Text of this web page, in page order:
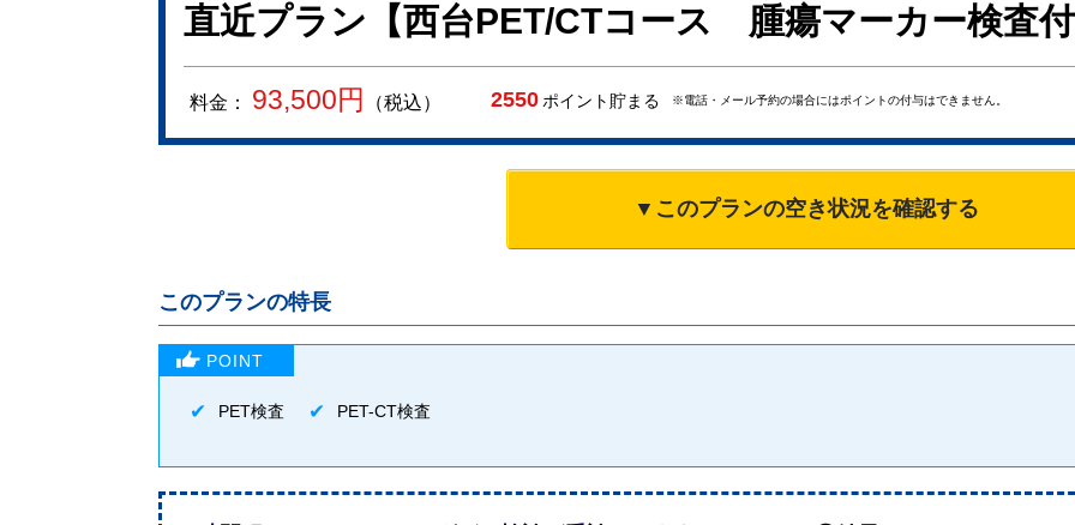
直近プラン【西台PET/CTコース 腫瘍マーカー検査
料金： 93,500円 （税込） 2550 ポイント貯まる ※電話・メール予約の場合にはポイントの付与はできません。
▼このプランの空き状況を確認する
このプランの特長
PET検査 PET-CT検査